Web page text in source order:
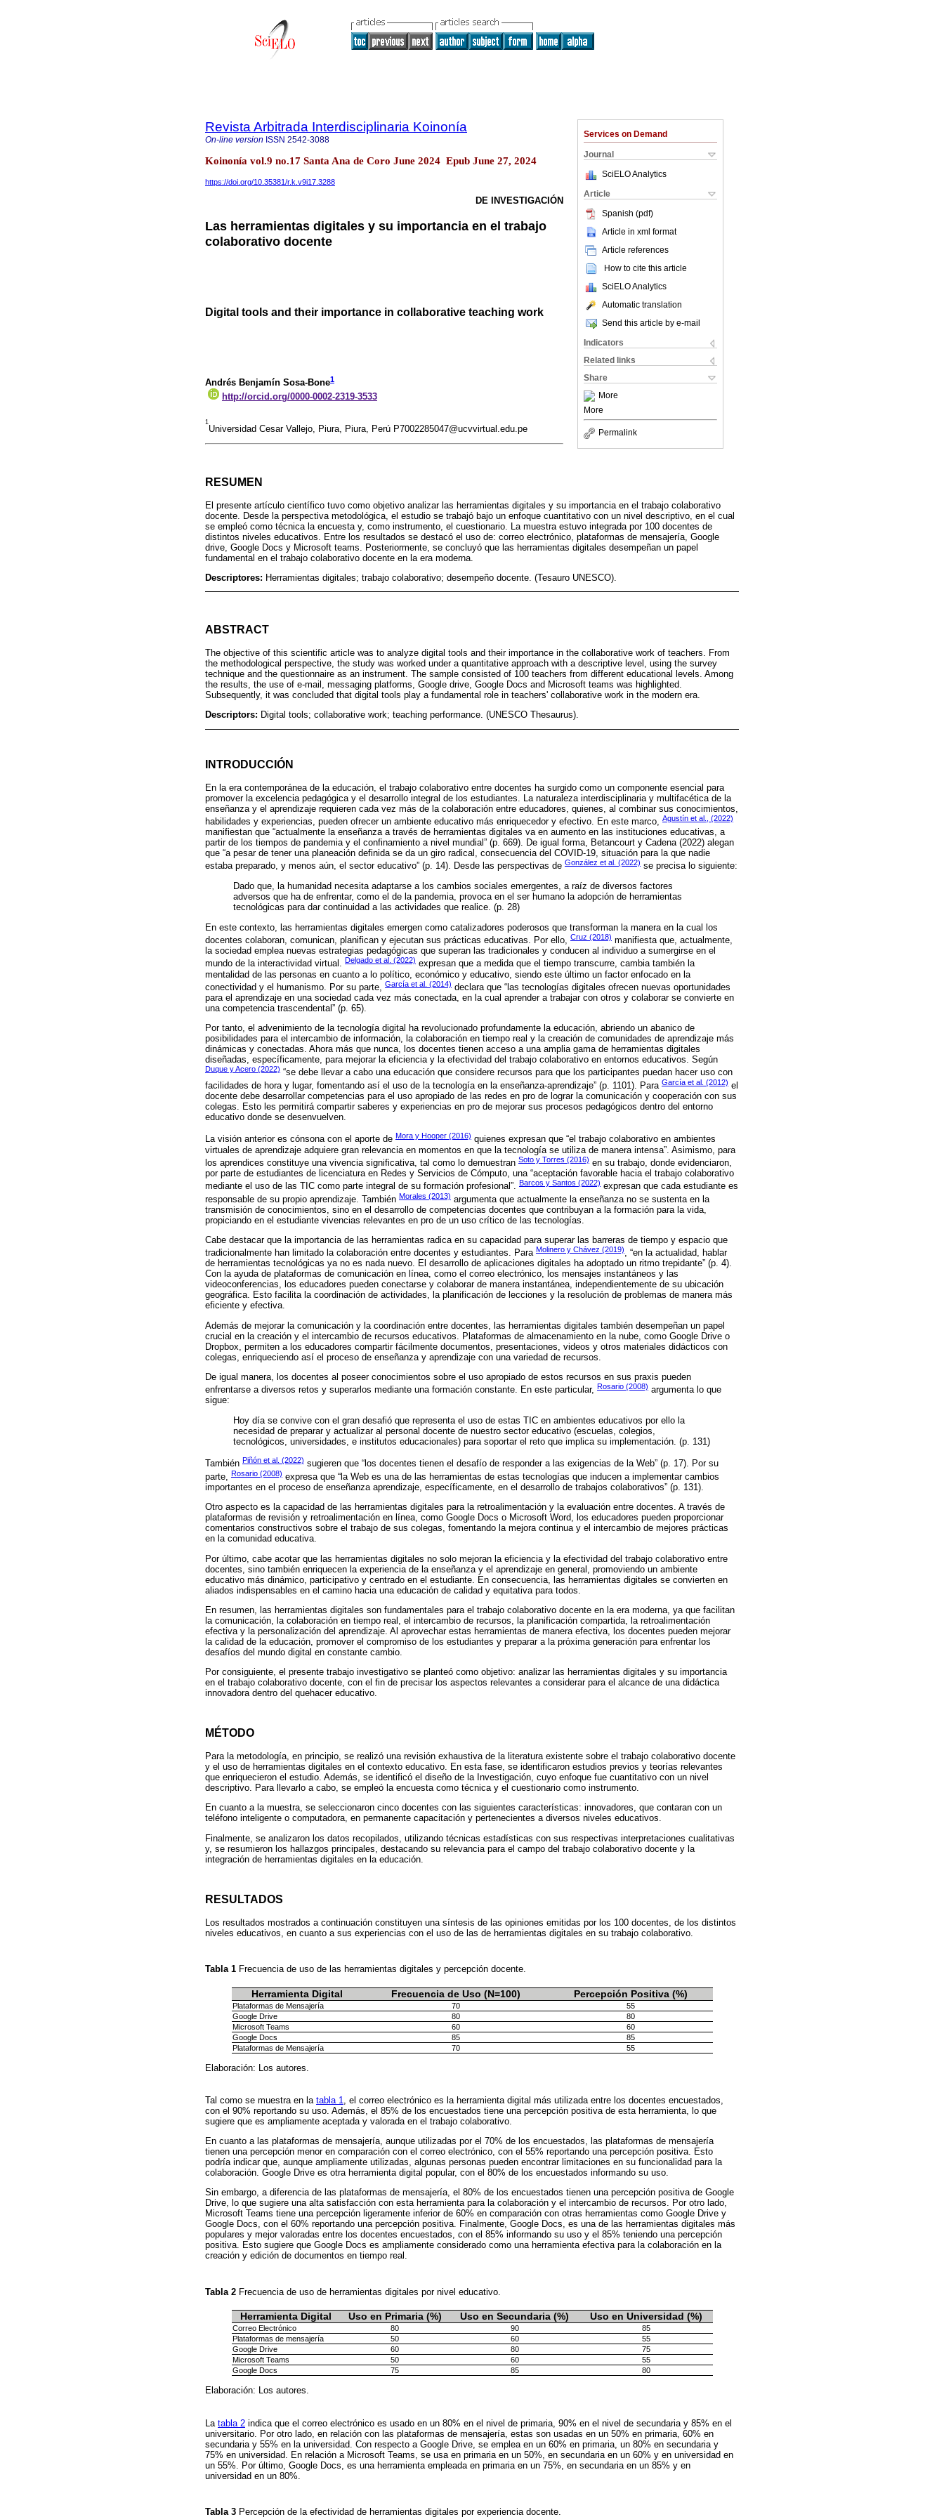
Services on Demand
Journal
SciELO Analytics
Article
Spanish (pdf)
Article in xml format
Article references
How to cite this article
SciELO Analytics
Automatic translation
Send this article by e-mail
Indicators
Related links
Share
More
More
Permalink
Revista Arbitrada Interdisciplinaria Koinonía
On-line version ISSN 2542-3088
Koinonía vol.9 no.17 Santa Ana de Coro June 2024 Epub June 27, 2024
https://doi.org/10.35381/r.k.v9i17.3288
DE INVESTIGACIÓN
Las herramientas digitales y su importancia en el trabajo
colaborativo docente
Digital tools and their importance in collaborative teaching work
Andrés Benjamín Sosa-Bone1
http://orcid.org/0000-0002-2319-3533
1
Universidad Cesar Vallejo, Piura, Piura, Perú P7002285047@ucvvirtual.edu.pe
RESUMEN
El presente artículo científico tuvo como objetivo analizar las herramientas digitales y su importancia en el trabajo colaborativo
docente. Desde la perspectiva metodológica, el estudio se trabajó bajo un enfoque cuantitativo con un nivel descriptivo, en el cual
se empleó como técnica la encuesta y, como instrumento, el cuestionario. La muestra estuvo integrada por 100 docentes de
distintos niveles educativos. Entre los resultados se destacó el uso de: correo electrónico, plataformas de mensajería, Google
drive, Google Docs y Microsoft teams. Posteriormente, se concluyó que las herramientas digitales desempeñan un papel
fundamental en el trabajo colaborativo docente en la era moderna.
Descriptores: Herramientas digitales; trabajo colaborativo; desempeño docente. (Tesauro UNESCO).
ABSTRACT
The objective of this scientific article was to analyze digital tools and their importance in the collaborative work of teachers. From
the methodological perspective, the study was worked under a quantitative approach with a descriptive level, using the survey
technique and the questionnaire as an instrument. The sample consisted of 100 teachers from different educational levels. Among
the results, the use of e-mail, messaging platforms, Google drive, Google Docs and Microsoft teams was highlighted.
Subsequently, it was concluded that digital tools play a fundamental role in teachers' collaborative work in the modern era.
Descriptors: Digital tools; collaborative work; teaching performance. (UNESCO Thesaurus).
INTRODUCCIÓN
En la era contemporánea de la educación, el trabajo colaborativo entre docentes ha surgido como un componente esencial para
promover la excelencia pedagógica y el desarrollo integral de los estudiantes. La naturaleza interdisciplinaria y multifacética de la
enseñanza y el aprendizaje requieren cada vez más de la colaboración entre educadores, quienes, al combinar sus conocimientos,
habilidades y experiencias, pueden ofrecer un ambiente educativo más enriquecedor y efectivo. En este marco, Agustín et al., (2022)
manifiestan que “actualmente la enseñanza a través de herramientas digitales va en aumento en las instituciones educativas, a
partir de los tiempos de pandemia y el confinamiento a nivel mundial” (p. 669). De igual forma, Betancourt y Cadena (2022) alegan
que “a pesar de tener una planeación definida se da un giro radical, consecuencia del COVID-19, situación para la que nadie
estaba preparado, y menos aún, el sector educativo” (p. 14). Desde las perspectivas de González et al. (2022) se precisa lo siguiente:
Dado que, la humanidad necesita adaptarse a los cambios sociales emergentes, a raíz de diversos factores
adversos que ha de enfrentar, como el de la pandemia, provoca en el ser humano la adopción de herramientas
tecnológicas para dar continuidad a las actividades que realice. (p. 28)
En este contexto, las herramientas digitales emergen como catalizadores poderosos que transforman la manera en la cual los
docentes colaboran, comunican, planifican y ejecutan sus prácticas educativas. Por ello, Cruz (2018) manifiesta que, actualmente,
la sociedad emplea nuevas estrategias pedagógicas que superan las tradicionales y conducen al individuo a sumergirse en el
mundo de la interactividad virtual. Delgado et al. (2022) expresan que a medida que el tiempo transcurre, cambia también la
mentalidad de las personas en cuanto a lo político, económico y educativo, siendo este último un factor enfocado en la
conectividad y el humanismo. Por su parte, García et al. (2014) declara que “las tecnologías digitales ofrecen nuevas oportunidades
para el aprendizaje en una sociedad cada vez más conectada, en la cual aprender a trabajar con otros y colaborar se convierte en
una competencia trascendental” (p. 65).
Por tanto, el advenimiento de la tecnología digital ha revolucionado profundamente la educación, abriendo un abanico de
posibilidades para el intercambio de información, la colaboración en tiempo real y la creación de comunidades de aprendizaje más
dinámicas y conectadas. Ahora más que nunca, los docentes tienen acceso a una amplia gama de herramientas digitales
diseñadas, específicamente, para mejorar la eficiencia y la efectividad del trabajo colaborativo en entornos educativos. Según
Duque y Acero (2022) “se debe llevar a cabo una educación que considere recursos para que los participantes puedan hacer uso con
facilidades de hora y lugar, fomentando así el uso de la tecnología en la enseñanza-aprendizaje” (p. 1101). Para García et al. (2012) el
docente debe desarrollar competencias para el uso apropiado de las redes en pro de lograr la comunicación y cooperación con sus
colegas. Esto les permitirá compartir saberes y experiencias en pro de mejorar sus procesos pedagógicos dentro del entorno
educativo donde se desenvuelven.
La visión anterior es cónsona con el aporte de Mora y Hooper (2016) quienes expresan que “el trabajo colaborativo en ambientes
virtuales de aprendizaje adquiere gran relevancia en momentos en que la tecnología se utiliza de manera intensa”. Asimismo, para
los aprendices constituye una vivencia significativa, tal como lo demuestran Soto y Torres (2016) en su trabajo, donde evidenciaron,
por parte de estudiantes de licenciatura en Redes y Servicios de Cómputo, una “aceptación favorable hacia el trabajo colaborativo
mediante el uso de las TIC como parte integral de su formación profesional”. Barcos y Santos (2022) expresan que cada estudiante es
responsable de su propio aprendizaje. También Morales (2013) argumenta que actualmente la enseñanza no se sustenta en la
transmisión de conocimientos, sino en el desarrollo de competencias docentes que contribuyan a la formación para la vida,
propiciando en el estudiante vivencias relevantes en pro de un uso crítico de las tecnologías.
Cabe destacar que la importancia de las herramientas radica en su capacidad para superar las barreras de tiempo y espacio que
tradicionalmente han limitado la colaboración entre docentes y estudiantes. Para Molinero y Chávez (2019), “en la actualidad, hablar
de herramientas tecnológicas ya no es nada nuevo. El desarrollo de aplicaciones digitales ha adoptado un ritmo trepidante” (p. 4).
Con la ayuda de plataformas de comunicación en línea, como el correo electrónico, los mensajes instantáneos y las
videoconferencias, los educadores pueden conectarse y colaborar de manera instantánea, independientemente de su ubicación
geográfica. Esto facilita la coordinación de actividades, la planificación de lecciones y la resolución de problemas de manera más
eficiente y efectiva.
Además de mejorar la comunicación y la coordinación entre docentes, las herramientas digitales también desempeñan un papel
crucial en la creación y el intercambio de recursos educativos. Plataformas de almacenamiento en la nube, como Google Drive o
Dropbox, permiten a los educadores compartir fácilmente documentos, presentaciones, videos y otros materiales didácticos con
colegas, enriqueciendo así el proceso de enseñanza y aprendizaje con una variedad de recursos.
De igual manera, los docentes al poseer conocimientos sobre el uso apropiado de estos recursos en sus praxis pueden
enfrentarse a diversos retos y superarlos mediante una formación constante. En este particular, Rosario (2008) argumenta lo que
sigue:
Hoy día se convive con el gran desafió que representa el uso de estas TIC en ambientes educativos por ello la
necesidad de preparar y actualizar al personal docente de nuestro sector educativo (escuelas, colegios,
tecnológicos, universidades, e institutos educacionales) para soportar el reto que implica su implementación. (p. 131)
También Piñón et al. (2022) sugieren que “los docentes tienen el desafío de responder a las exigencias de la Web” (p. 17). Por su
parte, Rosario (2008) expresa que “la Web es una de las herramientas de estas tecnologías que inducen a implementar cambios
importantes en el proceso de enseñanza aprendizaje, específicamente, en el desarrollo de trabajos colaborativos” (p. 131).
Otro aspecto es la capacidad de las herramientas digitales para la retroalimentación y la evaluación entre docentes. A través de
plataformas de revisión y retroalimentación en línea, como Google Docs o Microsoft Word, los educadores pueden proporcionar
comentarios constructivos sobre el trabajo de sus colegas, fomentando la mejora continua y el intercambio de mejores prácticas
en la comunidad educativa.
Por último, cabe acotar que las herramientas digitales no solo mejoran la eficiencia y la efectividad del trabajo colaborativo entre
docentes, sino también enriquecen la experiencia de la enseñanza y el aprendizaje en general, promoviendo un ambiente
educativo más dinámico, participativo y centrado en el estudiante. En consecuencia, las herramientas digitales se convierten en
aliados indispensables en el camino hacia una educación de calidad y equitativa para todos.
En resumen, las herramientas digitales son fundamentales para el trabajo colaborativo docente en la era moderna, ya que facilitan
la comunicación, la colaboración en tiempo real, el intercambio de recursos, la planificación compartida, la retroalimentación
efectiva y la personalización del aprendizaje. Al aprovechar estas herramientas de manera efectiva, los docentes pueden mejorar
la calidad de la educación, promover el compromiso de los estudiantes y preparar a la próxima generación para enfrentar los
desafíos del mundo digital en constante cambio.
Por consiguiente, el presente trabajo investigativo se planteó como objetivo: analizar las herramientas digitales y su importancia
en el trabajo colaborativo docente, con el fin de precisar los aspectos relevantes a considerar para el alcance de una didáctica
innovadora dentro del quehacer educativo.
MÉTODO
Para la metodología, en principio, se realizó una revisión exhaustiva de la literatura existente sobre el trabajo colaborativo docente
y el uso de herramientas digitales en el contexto educativo. En esta fase, se identificaron estudios previos y teorías relevantes
que enriquecieron el estudio. Además, se identificó el diseño de la Investigación, cuyo enfoque fue cuantitativo con un nivel
descriptivo. Para llevarlo a cabo, se empleó la encuesta como técnica y el cuestionario como instrumento.
En cuanto a la muestra, se seleccionaron cinco docentes con las siguientes características: innovadores, que contaran con un
teléfono inteligente o computadora, en permanente capacitación y pertenecientes a diversos niveles educativos.
Finalmente, se analizaron los datos recopilados, utilizando técnicas estadísticas con sus respectivas interpretaciones cualitativas
y, se resumieron los hallazgos principales, destacando su relevancia para el campo del trabajo colaborativo docente y la
integración de herramientas digitales en la educación.
RESULTADOS
Los resultados mostrados a continuación constituyen una síntesis de las opiniones emitidas por los 100 docentes, de los distintos
niveles educativos, en cuanto a sus experiencias con el uso de las de herramientas digitales en su trabajo colaborativo.
Tabla 1 Frecuencia de uso de las herramientas digitales y percepción docente.
Herramienta Digital Frecuencia de Uso (N=100) Percepción Positiva (%)
Plataformas de Mensajería 70
55
Google Drive
80
80
Microsoft Teams
60
60
Google Docs
85
85
Plataformas de Mensajería
70 55
Elaboración: Los autores.
Tal como se muestra en la tabla 1, el correo electrónico es la herramienta digital más utilizada entre los docentes encuestados,
con el 90% reportando su uso. Además, el 85% de los encuestados tiene una percepción positiva de esta herramienta, lo que
sugiere que es ampliamente aceptada y valorada en el trabajo colaborativo.
En cuanto a las plataformas de mensajería, aunque utilizadas por el 70% de los encuestados, las plataformas de mensajería
tienen una percepción menor en comparación con el correo electrónico, con el 55% reportando una percepción positiva. Esto
podría indicar que, aunque ampliamente utilizadas, algunas personas pueden encontrar limitaciones en su funcionalidad para la
colaboración. Google Drive es otra herramienta digital popular, con el 80% de los encuestados informando su uso.
Sin embargo, a diferencia de las plataformas de mensajería, el 80% de los encuestados tienen una percepción positiva de Google
Drive, lo que sugiere una alta satisfacción con esta herramienta para la colaboración y el intercambio de recursos. Por otro lado,
Microsoft Teams tiene una percepción ligeramente inferior de 60% en comparación con otras herramientas como Google Drive y
Google Docs, con el 60% reportando una percepción positiva. Finalmente, Google Docs, es una de las herramientas digitales más
populares y mejor valoradas entre los docentes encuestados, con el 85% informando su uso y el 85% teniendo una percepción
positiva. Esto sugiere que Google Docs es ampliamente considerado como una herramienta efectiva para la colaboración en la
creación y edición de documentos en tiempo real.
Tabla 2 Frecuencia de uso de herramientas digitales por nivel educativo.
Herramienta Digital Uso en Primaria (%) Uso en Secundaria (%) Uso en Universidad (%)
Correo Electrónico 80 90
85
Plataformas de mensajería
50 60
55
Google Drive
60 80
75
Microsoft Teams
50 60
55
Google Docs
75 85 80
Elaboración: Los autores.
La tabla 2 indica que el correo electrónico es usado en un 80% en el nivel de primaria, 90% en el nivel de secundaria y 85% en el
universitario. Por otro lado, en relación con las plataformas de mensajería, estas son usadas en un 50% en primaria, 60% en
secundaria y 55% en la universidad. Con respecto a Google Drive, se emplea en un 60% en primaria, un 80% en secundaria y
75% en universidad. En relación a Microsoft Teams, se usa en primaria en un 50%, en secundaria en un 60% y en universidad en
un 55%. Por último, Google Docs, es una herramienta empleada en primaria en un 75%, en secundaria en un 85% y en
universidad en un 80%.
Tabla 3 Percepción de la efectividad de herramientas digitales por experiencia docente.